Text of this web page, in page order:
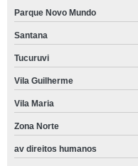
Parque Novo Mundo
Santana
Tucuruvi
Vila Guilherme
Vila Maria
Zona Norte
av direitos humanos